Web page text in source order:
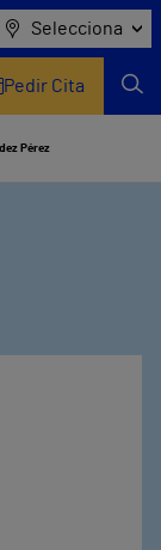
Selecciona
Pedir Cita
Pérez